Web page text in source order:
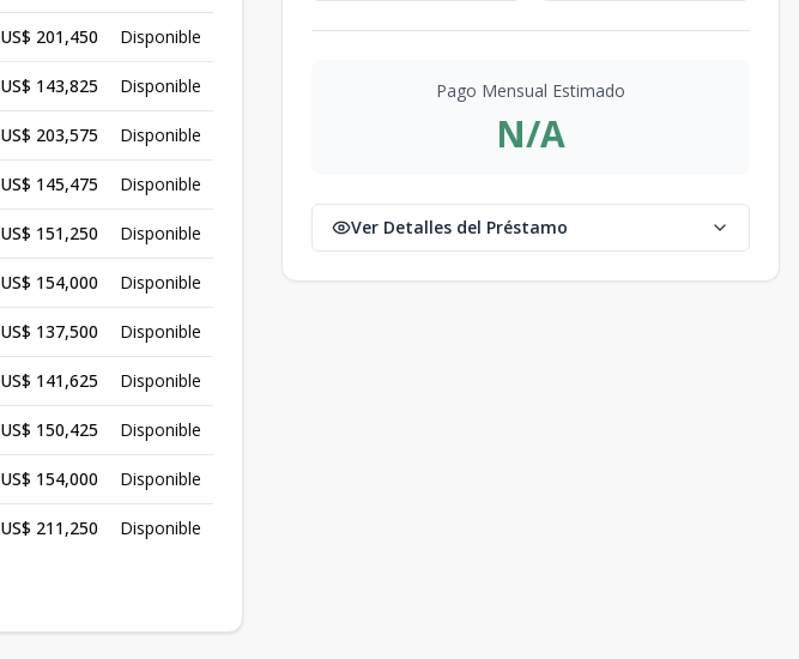
US$ 201,450 Disponible
US$ 143,825 Disponible
US$ 203,575 Disponible
US$ 145,475 Disponible
US$ 151,250 Disponible
US$ 154,000 Disponible
US$ 137,500 Disponible
US$ 141,625 Disponible
US$ 150,425 Disponible
US$ 154,000 Disponible
US$ 211,250 Disponible
Pago Mensual Estimado
N/A
Ver Detalles del Préstamo